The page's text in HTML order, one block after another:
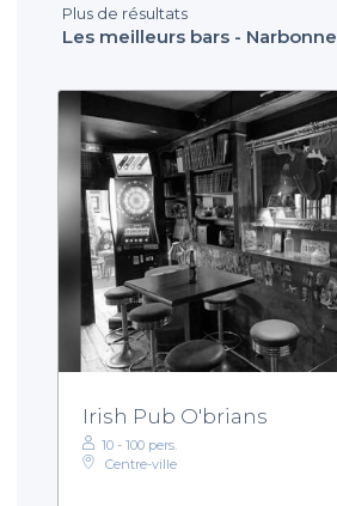
Plus de résultats
Les meilleurs bars - Narbonne
Irish Pub O'brians
10 - 100 pers.
Centre-ville